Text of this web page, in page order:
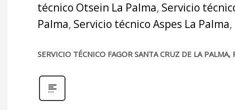
técnico Otsein La Palma, Servicio
Palma, Servicio técnico Aspes La Palma,
SERVICIO TÉCNICO FAGOR SANTA CRUZ DE LA PALMA,